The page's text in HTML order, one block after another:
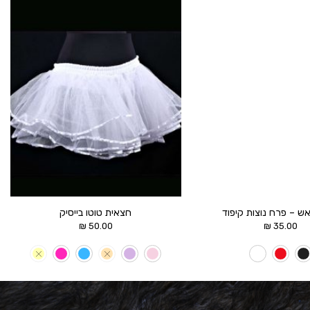
– פרח נוצות קיפוד
35.00
₪
חצאית טוטו בייסיק
50.00
₪